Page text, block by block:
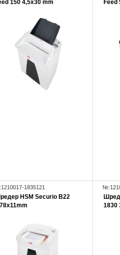
150 4,5x30 mm
Feed
1835121
HSM Securio B22
1830